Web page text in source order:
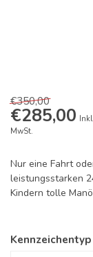
€350,00
€285,00
MwSt.
Nur eine Fahrt
leistungsstarken
Kindern tolle